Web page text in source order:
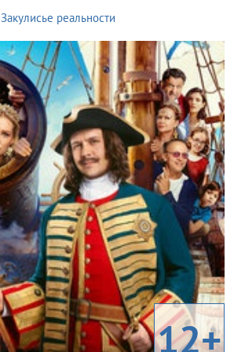
Закулисье реальности
12+